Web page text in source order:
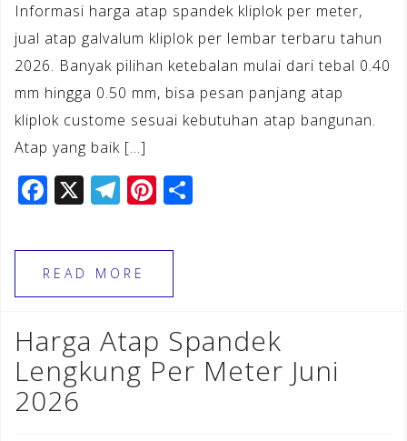
Informasi harga atap spandek kliplok per meter,
jual atap galvalum kliplok per lembar terbaru tahun
2026. Banyak pilihan ketebalan mulai dari tebal 0.40
mm hingga 0.50 mm, bisa pesan panjang atap
kliplok custome sesuai kebutuhan atap bangunan.
Atap yang baik […]
F
c
e
b
o
o
k
X T
e
gr
a
m
Pi
te
e
st
READ MORE
Harga Atap Spandek
Lengkung Per Meter Juni
2026